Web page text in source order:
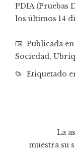
PDIA (Pruebas
los últimos 14
Publicada en
Sociedad,
Etiquetado
La
muestra su